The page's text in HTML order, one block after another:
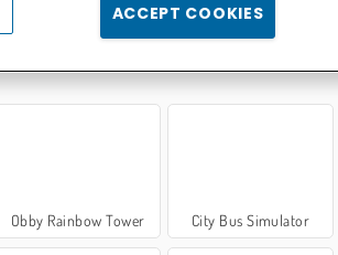
Obby Rainbow Tower City Bus Simulator
ACCEPT COOKIES